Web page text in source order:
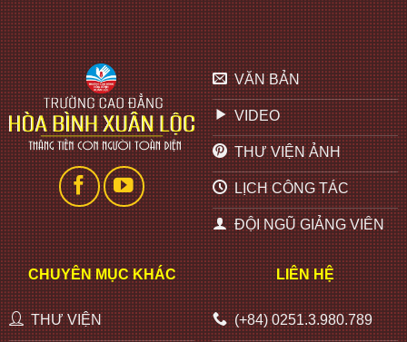
VĂN BẢN
VIDEO
THƯ VIỆN ẢNH
LỊCH CÔNG TÁC
ĐỘI NGŨ GIẢNG VIÊN
CHUYÊN MỤC KHÁC
THƯ VIỆN
LIÊN HỆ
(+84) 0251.3.980.789